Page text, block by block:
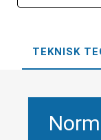
TEKNISK
Norm